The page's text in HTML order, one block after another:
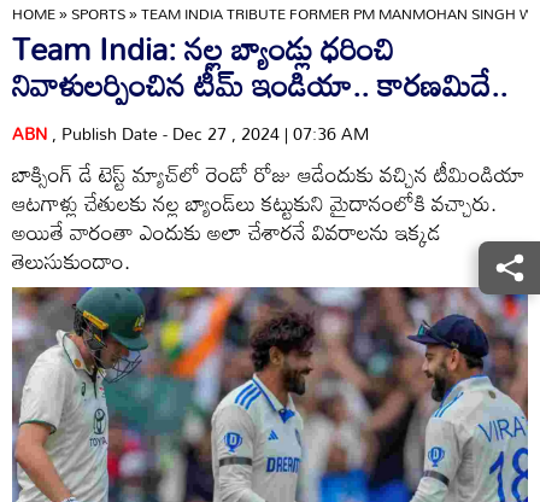
HOME»SPORTS»TEAM INDIA TRIBUTE FORMER PM MANMOHAN SINGH
Team India: నల్ల బ్యాండ్లు ధరించి
నివాళులర్పించిన టీమ్ ఇండియా.. కారణమిదే..
ABN, Publish Date - Dec 27 , 2024 | 07:36 AM
బాక్సింగ్ డే టెస్ట్ మ్యాచ్‌లో రెండో రోజు ఆడేందుకు వచ్చిన టీమిండియా
ఆటగాళ్లు చేతులకు నల్ల బ్యాండ్‌లు కట్టుకుని మైదానంలోకి వచ్చారు.
అయితే వారంతా ఎందుకు అలా చేశారనే వివరాలను ఇక్కడ
తెలుసుకుందాం.